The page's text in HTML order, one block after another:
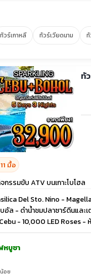
ทัวร์เกาหลี ทัวร์เวียดนาม
ทั
มื้อ
กรรมขับ ATV บนเกาะโบโฮล
Del Sto. Nino -
อัล - ดำน้ำชมปลาซาร์ดีนและ
- 10,000 LED Roses -
หบูชา
อย